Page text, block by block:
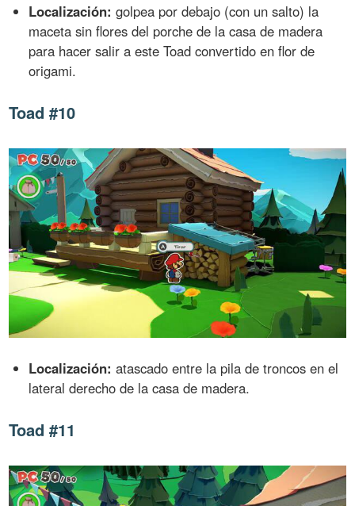
Localización: golpea por debajo (con un salto) la
maceta sin flores del porche de la casa de madera
para hacer salir a este Toad convertido en flor de
origami.
Toad #10
Localización: atascado entre la pila de troncos en el
lateral derecho de la casa de madera.
Toad #11